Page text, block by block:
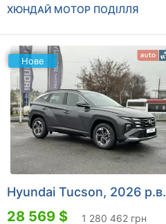
ХЮНДАЙ МОТОР ПОДІЛЛЯ
Нове
Hyundai Tucson, 2026 р.в.
28 569 $
1 280 462 грн